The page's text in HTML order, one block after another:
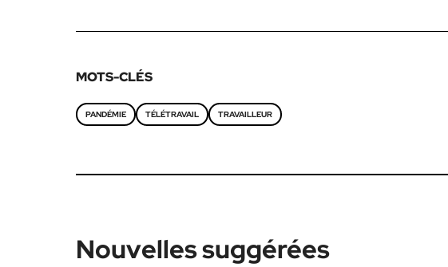
MOTS-CLÉS
PANDÉMIE TÉLÉTRAVAIL TRAVAILLEUR
Nouvelles suggérées